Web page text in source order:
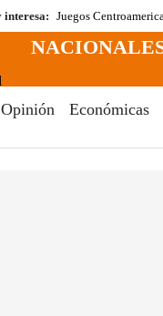
interesa: Juegos
Opinión Económicas